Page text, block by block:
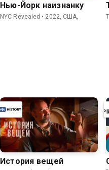
Нью-Йорк наизнанку
NYC Revealed • 2022, США,
История вещей